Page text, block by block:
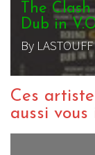
The
Dub in
By LASTOUFF
Ces
aussi vous